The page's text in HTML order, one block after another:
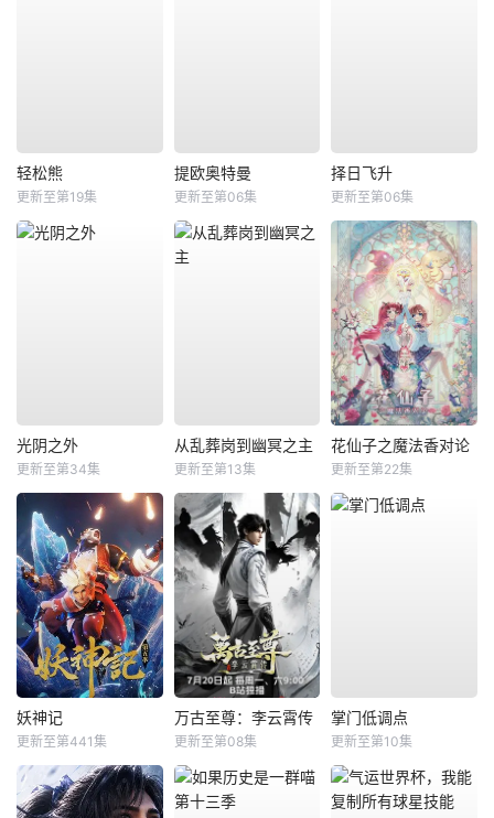
轻松熊
更新至第19集
提欧奥特曼
更新至第06集
择日飞升
更新至第06集
光阴之外
更新至第34集
从乱葬岗到幽冥之主
更新至第13集
花仙子之魔法香对论
更新至第22集
妖神记
更新至第441集
万古至尊：李云霄传
更新至第08集
掌门低调点
更新至第10集